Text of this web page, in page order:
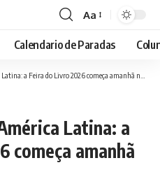
Font
Resizer
Aa
Calendario de Paradas
a Feira do Livro 2026 começa amanhã no Pacaembu
Latina: a
começa amanhã